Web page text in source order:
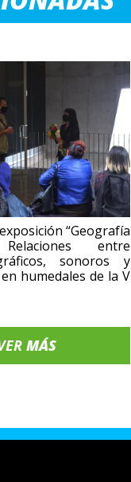
“Geografía
entre
sonoros y
humedales de la V
MÁS